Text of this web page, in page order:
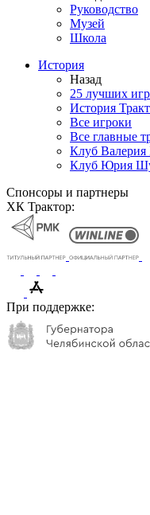
Руководство
Музей
Школа
История
Назад
25 лучших
История
Все игроки
Все главные
Клуб Валерия
Клуб Юрия
Спонсоры и партнеры
ХК Трактор:
При поддержке: